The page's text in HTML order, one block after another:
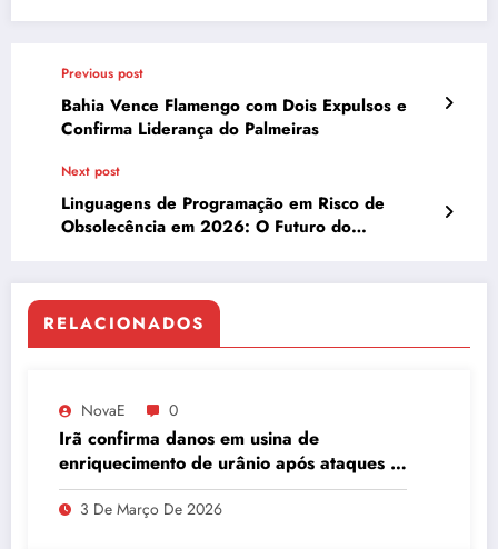
Previous post
Bahia Vence Flamengo com Dois Expulsos e
Confirma Liderança do Palmeiras
Next post
Linguagens de Programação em Risco de
Obsolecência em 2026: O Futuro do
RELACIONADOS
NovaE 0
Irã confirma danos em usina de
enriquecimento de urânio após ataques e
embaixador evita detalhes sobre
quantidade de urânio enriquecido
3 De Março De 2026